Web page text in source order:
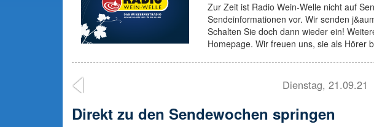
Zur Zeit ist Radio Wein-Welle nicht auf
Sendeinformationen vor. Wir senden
Schalten Sie doch dann wieder ein!
Homepage. Wir freuen uns, sie als Hörer
Dienstag, 21.09.21
Direkt zu den Sendewochen springen